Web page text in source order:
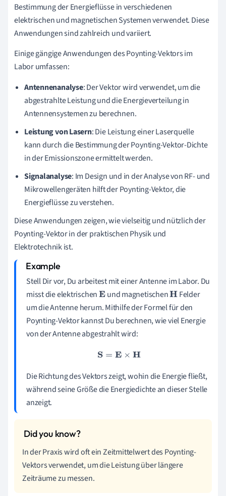
Bestimmung der Energieflüsse in verschiedenen
elektrischen und magnetischen Systemen verwendet. Diese
Anwendungen sind zahlreich und variiert.
Einige gängige Anwendungen des Poynting-Vektors im
Labor umfassen:
Antennenanalyse: Der Vektor wird verwendet, um die
abgestrahlte Leistung und die Energieverteilung in
Antennensystemen zu berechnen.
Leistung von Lasern: Die Leistung einer Laserquelle
kann durch die Bestimmung der Poynting-Vektor-Dichte
in der Emissionszone ermittelt werden.
Signalanalyse: Im Design und in der Analyse von RF- und
Mikrowellengeräten hilft der Poynting-Vektor, die
Energieflüsse zu verstehen.
Diese Anwendungen zeigen, wie vielseitig und nützlich der
Poynting-Vektor in der praktischen Physik und
Elektrotechnik ist.
Stell Dir vor, Du arbeitest mit einer Antenne im Labor. Du
misst die elektrischenE und magnetischenH Felder
um die Antenne herum. Mithilfe der Formel für den
Poynting-Vektor kannst Du berechnen, wie viel Energie
von der Antenne abgestrahlt wird:
S =E× H
Die Richtung des Vektors zeigt, wohin die Energie fließt,
während seine Größe die Energiedichte an dieser Stelle
anzeigt.
In der Praxis wird oft ein Zeitmittelwert des Poynting-
Vektors verwendet, um die Leistung über längere
Zeiträume zu messen.